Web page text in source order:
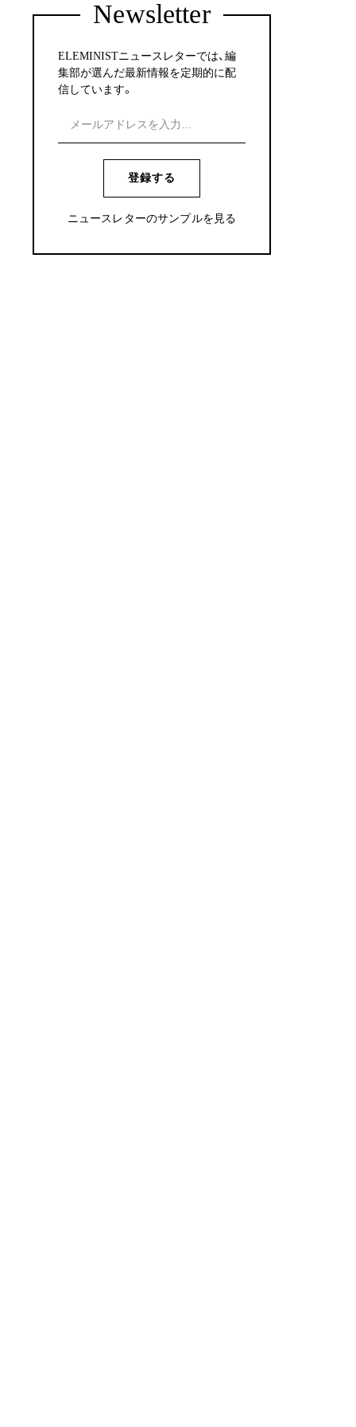
Newsletter
ELEMINISTニュースレターでは、編
集部が選んだ最新情報を定期的に配
信しています。
登録する
ニュースレターのサンプルを見る